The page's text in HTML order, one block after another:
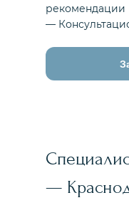
рекомендации
—
—